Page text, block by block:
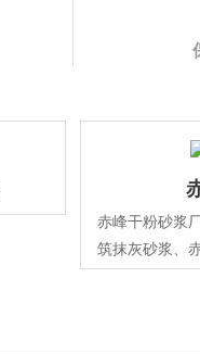
赤峰干粉砂浆
筑抹灰砂浆、